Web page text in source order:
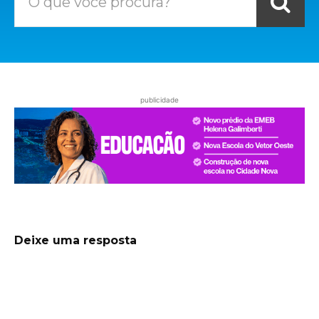
publicidade
Deixe uma resposta